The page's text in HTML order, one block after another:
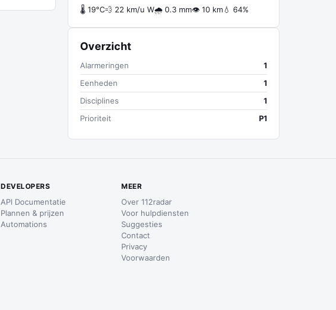
🌡 19°C💨 22 km/u W🌧 0.3 mm👁 10 km💧 64%
Overzicht
Alarmeringen
1
Eenheden
1
Disciplines
1
Prioriteit
P1
DEVELOPERS
API Documentatie
Plannen & prijzen
Automations
MEER
Over 112radar
Voor hulpdiensten
Suggesties
Contact
Privacy
Voorwaarden